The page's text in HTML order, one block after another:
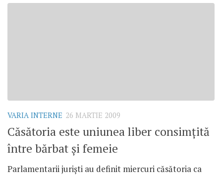
VARIA INTERNE 26 MARTIE 2009
Căsătoria este uniunea liber consimţită
între bărbat şi femeie
Parlamentarii jurişti au definit miercuri căsătoria ca